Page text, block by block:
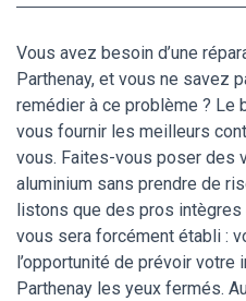
Vous avez besoin d’une
Parthenay, et vous ne savez
remédier à ce problème ? Le
vous fournir les meilleurs
vous. Faites-vous poser des
aluminium sans prendre de
listons que des pros
vous sera forcément établi :
l’opportunité de prévoir
Parthenay les yeux fermés.